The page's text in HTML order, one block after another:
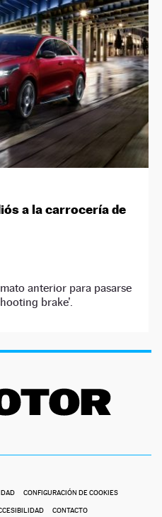
a la carrocería de
anterior para pasarse
brake’.
CONFIGURACIÓN DE COOKIES
CONTACTO